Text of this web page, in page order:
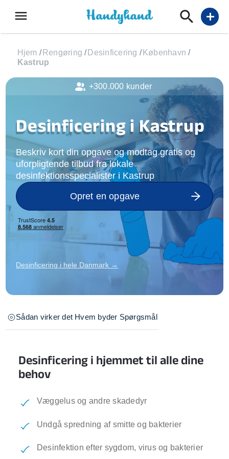
menu add
Hjem / Rengøring / Desinficering / København /
Kastrup
Desinficering i Kastrup
Beskriv kort din opgave og modtag gratis og
uforpligtende tilbud fra lokale
desinfektionsspecialister i Kastrup
Opret en opgave
Desinficering i hele Danmark →
Sådan virker det Hvem byder Spørgsmål
Desinficering i hjemmet til alle dine
behov
Væggelus og andre skadedyr
Undgå spredning af smitte og bakterier
Desinfektion efter sygdom, virus og bakterier
+300.000 kunder